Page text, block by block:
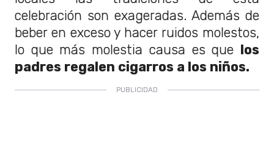
celebración son exageradas. Además de
beber en exceso y hacer ruidos molestos,
lo que más molestia causa es que los
padres regalen cigarros a los niños.